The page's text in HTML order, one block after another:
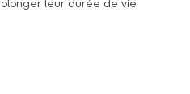
leur durée de vie